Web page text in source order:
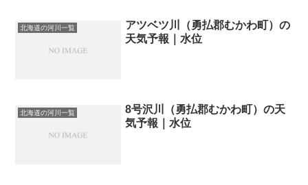
北海道の河川一覧
アツベツ川（勇払郡むかわ町）の
天気予報｜水位
北海道の河川一覧
8号沢川（勇払郡むかわ町）の天
気予報｜水位